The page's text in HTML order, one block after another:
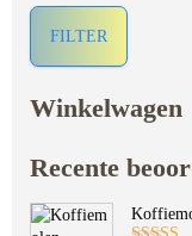
FILTER
Winkelwagen
Recente